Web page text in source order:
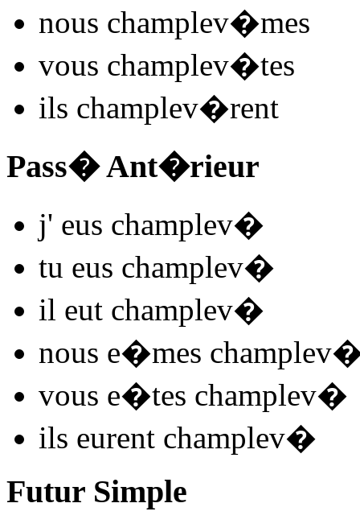
nous champlev�mes
vous champlev�tes
ils champlev�rent
Pass� Ant�rieur
j' eus champlev�
tu eus champlev�
il eut champlev�
nous e�mes champlev
vous e�tes champlev�
ils eurent champlev�
Futur Simple